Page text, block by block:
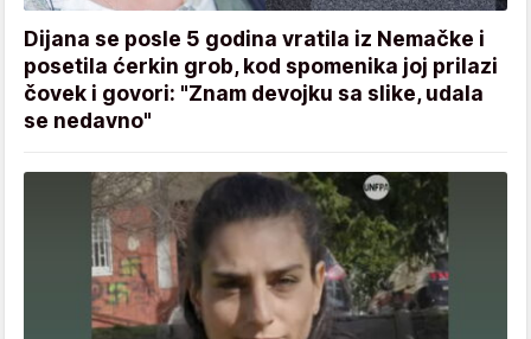
Dijana se posle 5 godina vratila iz Nemačke i
posetila ćerkin grob, kod spomenika joj prilazi
čovek i govori: "Znam devojku sa slike, udala
se nedavno"